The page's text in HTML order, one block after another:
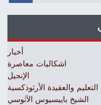
أخبار
اشكاليات معاصرة
الإنجيل
التعليم والعقيدة الأرثوذكسية
الشيخ باييسيوس الآثوسي